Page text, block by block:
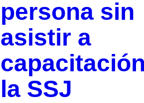
persona sin
asistir a
la SSJ